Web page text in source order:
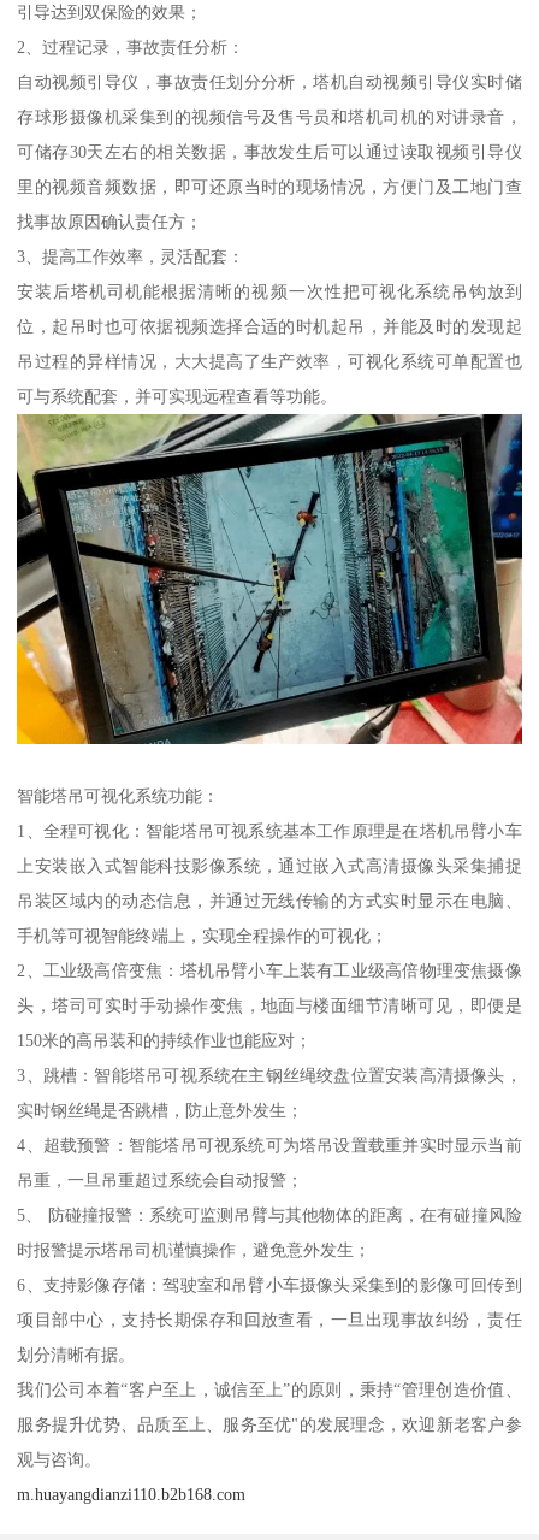
引导达到双保险的效果；
2、过程记录，事故责任分析：
自动视频引导仪，事故责任划分分析，塔机自动视频引导仪实时储
存球形摄像机采集到的视频信号及售号员和塔机司机的对讲录音，
可储存30天左右的相关数据，事故发生后可以通过读取视频引导仪
里的视频音频数据，即可还原当时的现场情况，方便门及工地门查
找事故原因确认责任方；
3、提高工作效率，灵活配套：
安装后塔机司机能根据清晰的视频一次性把可视化系统吊钩放到
位，起吊时也可依据视频选择合适的时机起吊，并能及时的发现起
吊过程的异样情况，大大提高了生产效率，可视化系统可单配置也
可与系统配套，并可实现远程查看等功能。
智能塔吊可视化系统功能：
1、全程可视化：智能塔吊可视系统基本工作原理是在塔机吊臂小车
上安装嵌入式智能科技影像系统，通过嵌入式高清摄像头采集捕捉
吊装区域内的动态信息，并通过无线传输的方式实时显示在电脑、
手机等可视智能终端上，实现全程操作的可视化；
2、工业级高倍变焦：塔机吊臂小车上装有工业级高倍物理变焦摄像
头，塔司可实时手动操作变焦，地面与楼面细节清晰可见，即便是
150米的高吊装和的持续作业也能应对；
3、跳槽：智能塔吊可视系统在主钢丝绳绞盘位置安装高清摄像头，
实时钢丝绳是否跳槽，防止意外发生；
4、超载预警：智能塔吊可视系统可为塔吊设置载重并实时显示当前
吊重，一旦吊重超过系统会自动报警；
5、 防碰撞报警：系统可监测吊臂与其他物体的距离，在有碰撞风险
时报警提示塔吊司机谨慎操作，避免意外发生；
6、支持影像存储：驾驶室和吊臂小车摄像头采集到的影像可回传到
项目部中心，支持长期保存和回放查看，一旦出现事故纠纷，责任
划分清晰有据。
我们公司本着“客户至上，诚信至上”的原则，秉持“管理创造价值、
服务提升优势、品质至上、服务至优"的发展理念，欢迎新老客户参
观与咨询。
m.huayangdianzi110.b2b168.com